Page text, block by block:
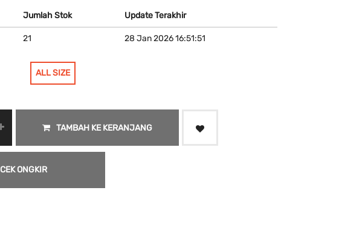
Jumlah Stok Update Terakhir
21 28 Jan 2026 16:51:51
ALL SIZE
TAMBAH KE KERANJANG
CEK ONGKIR